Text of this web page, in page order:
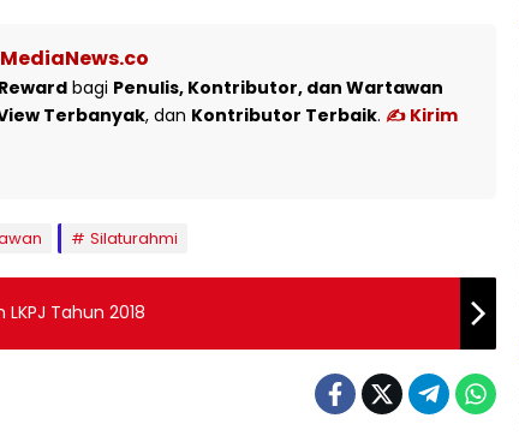
Reward bagi Penulis, Kontributor, dan Wartawan
Terbanyak, dan Kontributor Terbaik. ✍️ Kirim
Silaturahmi
Tahun 2018